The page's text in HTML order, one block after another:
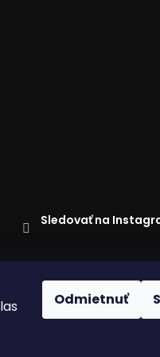
Odmietnuť
Sledovať na
na trhu Obchodné